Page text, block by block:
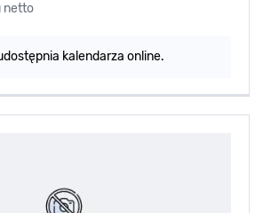
netto
kalendarza online.